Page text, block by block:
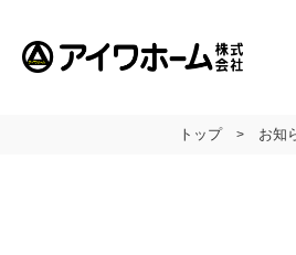
トップ > お知